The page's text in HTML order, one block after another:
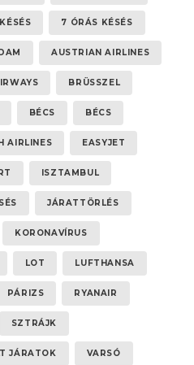
7 ÓRÁS KÉSÉS
AUSTRIAN AIRLINES
BRÜSSZEL
BÉCS BÉCS
AIRLINES EASYJET
ISZTAMBUL
JÁRATTÖRLÉS
KORONAVÍRUS
LOT LUFTHANSA
PÁRIZS RYANAIR
SZTRÁJK
JÁRATOK VARSÓ